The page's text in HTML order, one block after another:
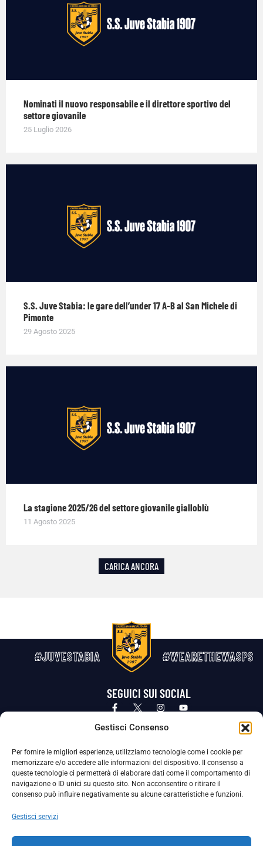
Gestisci Consenso
Per fornire le migliori esperienze, utilizziamo tecnologie come i cookie per
memorizzare e/o accedere alle informazioni del dispositivo. Il consenso a
queste tecnologie ci permetterà di elaborare dati come il comportamento di
navigazione o ID unici su questo sito. Non acconsentire o ritirare il
consenso può influire negativamente su alcune caratteristiche e funzioni.
Gestisci servizi
Nominati il nuovo responsabile e il direttore sportivo del
settore giovanile
25 Luglio 2026
S.S. Juve Stabia: le gare dell’under 17 A-B al San Michele di
Pimonte
29 Agosto 2025
La stagione 2025/26 del settore giovanile gialloblù
11 Agosto 2025
CARICA ANCORA
#JUVESTABIA #WEARETHEWASPS
SEGUICI SUI SOCIAL
Privacy Policy Cookie Policy
La Società ha nominato il Responsabile della Protezione dei Dati Personali (DPO), figura specializzata che vigila sulle modalità
adottate dalla nostra Società per tutelare i Suoi dati personali.
Per contattare il DPO può scrivere a